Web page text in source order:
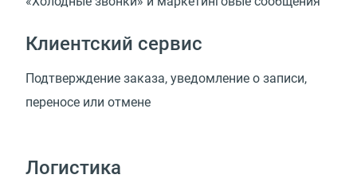
Клиентский сервис
Подтверждение заказа, уведомление о записи,
переносе или отмене
Логистика